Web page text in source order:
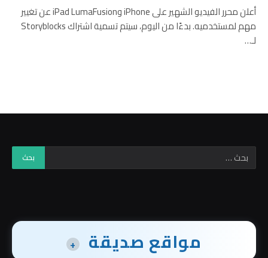
أعلن محرر الفيديو الشهير على iPhone وiPad LumaFusion عن تغيير
مهم لمستخدميه. بدءًا من اليوم، سيتم تسمية اشتراك Storyblocks
لـ…
مواقع صديقة +